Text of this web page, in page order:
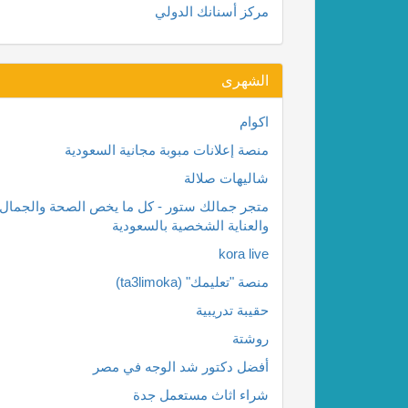
مركز أسنانك الدولي
الشهرى
اكوام
منصة إعلانات مبوبة مجانية السعودية
شاليهات صلالة
متجر جمالك ستور - كل ما يخص الصحة والجمال
والعناية الشخصية بالسعودية
kora live
منصة "تعليمك" (ta3limoka)
حقيبة تدريبية
روشتة
أفضل دكتور شد الوجه في مصر
شراء اثاث مستعمل جدة